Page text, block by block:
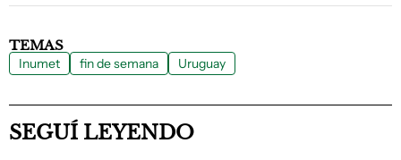
TEMAS
Inumet fin de semana Uruguay
SEGUÍ LEYENDO